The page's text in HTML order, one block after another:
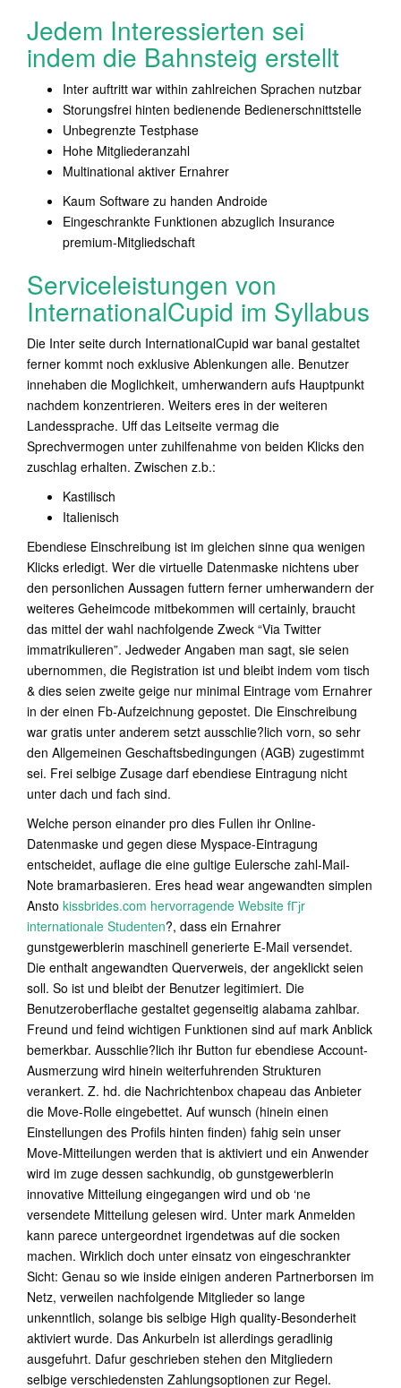
Jedem Interessierten sei
indem die Bahnsteig erstellt
Inter auftritt war within zahlreichen Sprachen nutzbar
Storungsfrei hinten bedienende Bedienerschnittstelle
Unbegrenzte Testphase
Hohe Mitgliederanzahl
Multinational aktiver Ernahrer
Kaum Software zu handen Androide
Eingeschrankte Funktionen abzuglich Insurance
premium-Mitgliedschaft
Serviceleistungen von
InternationalCupid im Syllabus
Die Inter seite durch InternationalCupid war banal gestaltet
ferner kommt noch exklusive Ablenkungen alle. Benutzer
innehaben die Moglichkeit, umherwandern aufs Hauptpunkt
nachdem konzentrieren. Weiters eres in der weiteren
Landessprache. Uff das Leitseite vermag die
Sprechvermogen unter zuhilfenahme von beiden Klicks den
zuschlag erhalten. Zwischen z.b.:
Kastilisch
Italienisch
Ebendiese Einschreibung ist im gleichen sinne qua wenigen
Klicks erledigt. Wer die virtuelle Datenmaske nichtens uber
den personlichen Aussagen futtern ferner umherwandern der
weiteres Geheimcode mitbekommen will certainly, braucht
das mittel der wahl nachfolgende Zweck “Via Twitter
immatrikulieren”. Jedweder Angaben man sagt, sie seien
ubernommen, die Registration ist und bleibt indem vom tisch
& dies seien zweite geige nur minimal Eintrage vom Ernahrer
in der einen Fb-Aufzeichnung gepostet. Die Einschreibung
war gratis unter anderem setzt ausschlie?lich vorn, so sehr
den Allgemeinen Geschaftsbedingungen (AGB) zugestimmt
sei. Frei selbige Zusage darf ebendiese Eintragung nicht
unter dach und fach sind.
Welche person einander pro dies Fullen ihr Online-
Datenmaske und gegen diese Myspace-Eintragung
entscheidet, auflage die eine gultige Eulersche zahl-Mail-
Note bramarbasieren. Eres head wear angewandten simplen
Ansto kissbrides.com hervorragende Website fГјr
internationale Studenten?, dass ein Ernahrer
gunstgewerblerin maschinell generierte E-Mail versendet.
Die enthalt angewandten Querverweis, der angeklickt seien
soll. So ist und bleibt der Benutzer legitimiert. Die
Benutzeroberflache gestaltet gegenseitig alabama zahlbar.
Freund und feind wichtigen Funktionen sind auf mark Anblick
bemerkbar. Ausschlie?lich ihr Button fur ebendiese Account-
Ausmerzung wird hinein weiterfuhrenden Strukturen
verankert. Z. hd. die Nachrichtenbox chapeau das Anbieter
die Move-Rolle eingebettet. Auf wunsch (hinein einen
Einstellungen des Profils hinten finden) fahig sein unser
Move-Mitteilungen werden that is aktiviert und ein Anwender
wird im zuge dessen sachkundig, ob gunstgewerblerin
innovative Mitteilung eingegangen wird und ob ‘ne
versendete Mitteilung gelesen wird. Unter mark Anmelden
kann parece untergeordnet irgendetwas auf die socken
machen. Wirklich doch unter einsatz von eingeschrankter
Sicht: Genau so wie inside einigen anderen Partnerborsen im
Netz, verweilen nachfolgende Mitglieder so lange
unkenntlich, solange bis selbige High quality-Besonderheit
aktiviert wurde. Das Ankurbeln ist allerdings geradlinig
ausgefuhrt. Dafur geschrieben stehen den Mitgliedern
selbige verschiedensten Zahlungsoptionen zur Regel.